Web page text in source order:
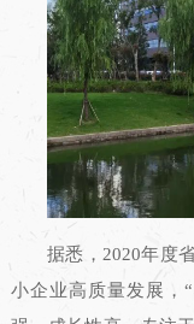
据悉，2020年度
小企业高质量发展，